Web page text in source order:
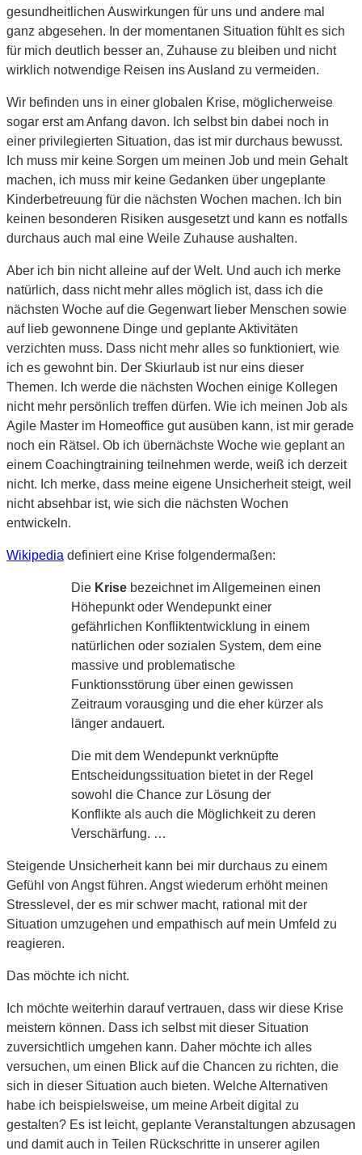
gesundheitlichen Auswirkungen für uns und andere mal
ganz abgesehen. In der momentanen Situation fühlt es sich
für mich deutlich besser an, Zuhause zu bleiben und nicht
wirklich notwendige Reisen ins Ausland zu vermeiden.
Wir befinden uns in einer globalen Krise, möglicherweise
sogar erst am Anfang davon. Ich selbst bin dabei noch in
einer privilegierten Situation, das ist mir durchaus bewusst.
Ich muss mir keine Sorgen um meinen Job und mein Gehalt
machen, ich muss mir keine Gedanken über ungeplante
Kinderbetreuung für die nächsten Wochen machen. Ich bin
keinen besonderen Risiken ausgesetzt und kann es notfalls
durchaus auch mal eine Weile Zuhause aushalten.
Aber ich bin nicht alleine auf der Welt. Und auch ich merke
natürlich, dass nicht mehr alles möglich ist, dass ich die
nächsten Woche auf die Gegenwart lieber Menschen sowie
auf lieb gewonnene Dinge und geplante Aktivitäten
verzichten muss. Dass nicht mehr alles so funktioniert, wie
ich es gewohnt bin. Der Skiurlaub ist nur eins dieser
Themen. Ich werde die nächsten Wochen einige Kollegen
nicht mehr persönlich treffen dürfen. Wie ich meinen Job als
Agile Master im Homeoffice gut ausüben kann, ist mir gerade
noch ein Rätsel. Ob ich übernächste Woche wie geplant an
einem Coachingtraining teilnehmen werde, weiß ich derzeit
nicht. Ich merke, dass meine eigene Unsicherheit steigt, weil
nicht absehbar ist, wie sich die nächsten Wochen
entwickeln.
Wikipedia definiert eine Krise folgendermaßen:
Die Krise bezeichnet im Allgemeinen einen
Höhepunkt oder Wendepunkt einer
gefährlichen Konfliktentwicklung in einem
natürlichen oder sozialen System, dem eine
massive und problematische
Funktionsstörung über einen gewissen
Zeitraum vorausging und die eher kürzer als
länger andauert.
Die mit dem Wendepunkt verknüpfte
Entscheidungssituation bietet in der Regel
sowohl die Chance zur Lösung der
Konflikte als auch die Möglichkeit zu deren
Verschärfung. …
Steigende Unsicherheit kann bei mir durchaus zu einem
Gefühl von Angst führen. Angst wiederum erhöht meinen
Stresslevel, der es mir schwer macht, rational mit der
Situation umzugehen und empathisch auf mein Umfeld zu
reagieren.
Das möchte ich nicht.
Ich möchte weiterhin darauf vertrauen, dass wir diese Krise
meistern können. Dass ich selbst mit dieser Situation
zuversichtlich umgehen kann. Daher möchte ich alles
versuchen, um einen Blick auf die Chancen zu richten, die
sich in dieser Situation auch bieten. Welche Alternativen
habe ich beispielsweise, um meine Arbeit digital zu
gestalten? Es ist leicht, geplante Veranstaltungen abzusagen
und damit auch in Teilen Rückschritte in unserer agilen